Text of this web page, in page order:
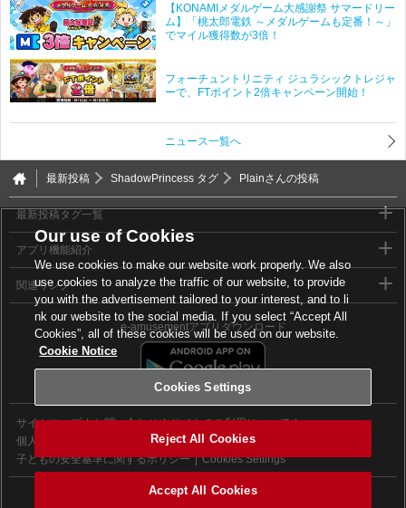
【KONAMIメダルゲーム大感謝祭 サマードリー
ム】「桃太郎電鉄 ～メダルゲームも定番！～」
でマイル獲得数が3倍！
フォーチュントリニティ ジュラシックトレジャ
ーで、FTポイント2倍キャンペーン開始！
ニュース一覧へ
最新投稿 ShadowPrincess タグ Plainさんの投稿
最新投稿タグ一覧
アプリ機能紹介
関連リンク
e-amusementアプリダウンロード
サイトマップ お問い合わせ
サイトのご利用について
個人情報等保護方針
外部送信について
子どもの安全基準に関するポリシー
Cookies Settings
©2026 Konami Digital Entertainment
Our use of Cookies
We use cookies to make our website work properly. We also
use cookies to analyze the traffic of our website, to provide
you with the advertisement tailored to your interest, and to li
nk our website to the social media. If you select “Accept All
Cookies”, all of these cookies will be used on our website.
Cookie Notice
Cookies Settings
Reject All Cookies
Accept All Cookies